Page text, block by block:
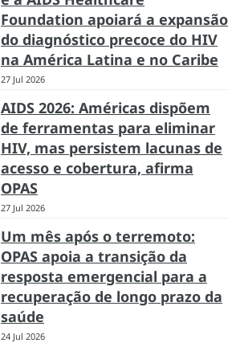
Foundation apoiará a expansão
do diagnóstico precoce do HIV
na América Latina e no Caribe
27 Jul 2026
AIDS 2026: Américas dispõem
de ferramentas para eliminar
HIV, mas persistem lacunas de
acesso e cobertura, afirma
OPAS
27 Jul 2026
Um mês após o terremoto:
OPAS apoia a transição da
resposta emergencial para a
recuperação de longo prazo da
saúde
24 Jul 2026